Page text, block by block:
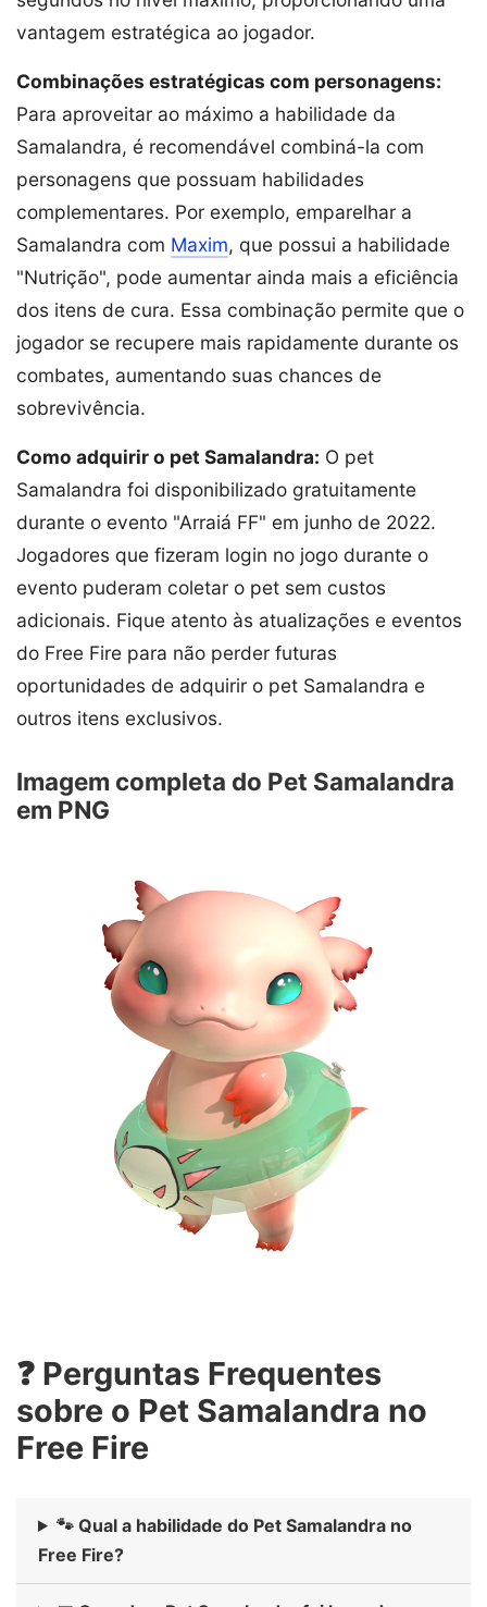
vantagem estratégica ao jogador.
Combinações estratégicas com personagens:
Para aproveitar ao máximo a habilidade da
Samalandra, é recomendável combiná-la com
personagens que possuam habilidades
complementares. Por exemplo, emparelhar a
Samalandra com Maxim, que possui a habilidade
"Nutrição", pode aumentar ainda mais a eficiência
dos itens de cura. Essa combinação permite que o
jogador se recupere mais rapidamente durante os
combates, aumentando suas chances de
sobrevivência.
Como adquirir o pet Samalandra: O pet
Samalandra foi disponibilizado gratuitamente
durante o evento "Arraiá FF" em junho de 2022.
Jogadores que fizeram login no jogo durante o
evento puderam coletar o pet sem custos
adicionais. Fique atento às atualizações e eventos
do Free Fire para não perder futuras
oportunidades de adquirir o pet Samalandra e
outros itens exclusivos.
Imagem completa do Pet Samalandra
em PNG
❓ Perguntas Frequentes
sobre o Pet Samalandra no
Free Fire
🐾 Qual a habilidade do Pet Samalandra no
Free Fire?